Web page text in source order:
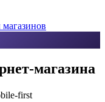
магазина
first